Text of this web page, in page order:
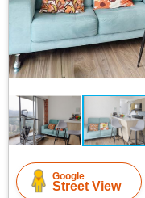
Google
Street View